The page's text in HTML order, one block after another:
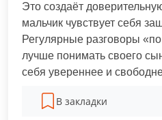
Это создаёт
мальчик чувствует себя
Регулярные разговоры
лучше понимать своего
себя увереннее и
В закладки